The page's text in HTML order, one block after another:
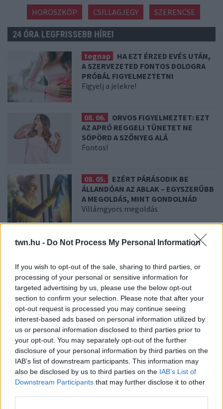
twn.hu - Do Not Process My Personal Information
If you wish to opt-out of the sale, sharing to third parties, or
processing of your personal or sensitive information for
targeted advertising by us, please use the below opt-out
section to confirm your selection. Please note that after your
opt-out request is processed you may continue seeing
interest-based ads based on personal information utilized by
us or personal information disclosed to third parties prior to
your opt-out. You may separately opt-out of the further
disclosure of your personal information by third parties on the
IAB’s list of downstream participants. This information may
also be disclosed by us to third parties on the IAB’s List of
Downstream Participants that may further disclose it to other
HOROSZKÓP CSILLAGJEGY SZERENCSE
24 ÓRA LEGFRISSEBB HÍREI
tegnap
HA EZT ÉRZED EVÉS UTÁN,
A SZERVEZETED FONTOS DOLOGRA
PRÓBÁL FIGYELMEZTETNI
Figyelj a jelekre!
08. 06.
ORVOS FIGYELMEZTET: EZT
AZ APRÓ REGGELI TÜNETET NE
SÖPÖRD A SZŐNYEG ALÁ
Fontos!
08. 05.
EZÉRT PÁRÁSODIK BE
ÁLLANDÓAN AZ ABLAK – EGYSZERŰBB
A MEGOLDÁS, MINT GONDOLNÁD
Villámgyors megoldás
08. 04.
NEM ECETTEL ÉS NEM
SZÓDABIKARBÓNÁVAL: EZZEL LESZ
A legjobb trükk
08. 03.
HA MINDIG EZT A MONDATOT HASZNÁLOD, AZ
RENDKÍVÜL MAGAS ÉRZELMI INTELLIGENCIÁRA UTALHAT
Te szoktad?
08. 02.
SOKAN ROSSZUL TÁROLJÁK A GYÓGYSZEREIKET –
EMIATT CSÖKKENHET A HATÁSUK
Érdemes odafigyelni rá
08. 01.
EGYRE TÖBB FIATALNÁL JELENTKEZIK EZ A